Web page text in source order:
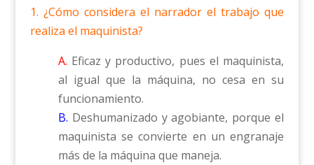
1. ¿Cómo considera el narrador el trabajo que
realiza el maquinista?
A. Eficaz y productivo, pues el maquinista,
al igual que la máquina, no cesa en su
funcionamiento.
B. Deshumanizado y agobiante, porque el
maquinista se convierte en un engranaje
más de la máquina que maneja.